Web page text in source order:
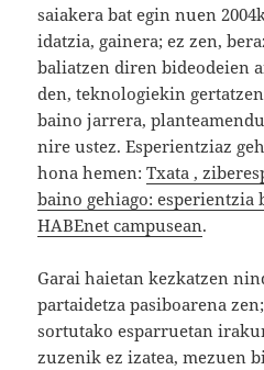
saiakera bat egin nuen
idatzia, gainera; ez zen,
baliatzen diren bideodeien
den, teknologiekin
baino jarrera,
nire ustez. Esperientziaz
hona hemen:Txata ,
baino gehiago: esperientzia
HABEnet campusean.
Garai haietan kezkatzen
partaidetza pasiboarena
sortutako esparruetan
zuzenik ez izatea, mezuen